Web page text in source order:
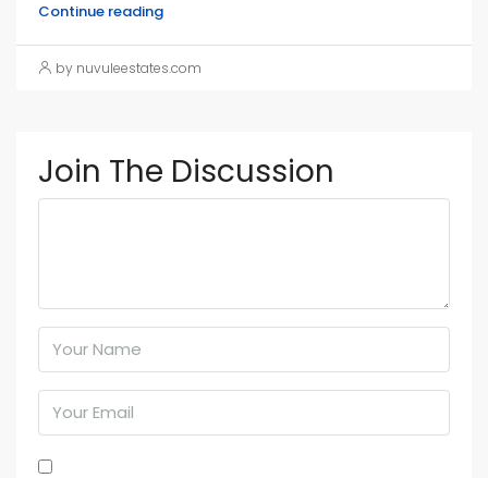
Continue reading
by nuvuleestates.com
Join The Discussion